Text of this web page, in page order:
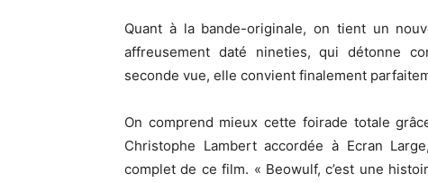
Quant à la bande-originale, on tient un
affreusement daté nineties, qui détonne
seconde vue, elle convient finalement
On comprend mieux cette foirade totale
Christophe Lambert accordée à Ecran
complet de ce film. « Beowulf, c’est une